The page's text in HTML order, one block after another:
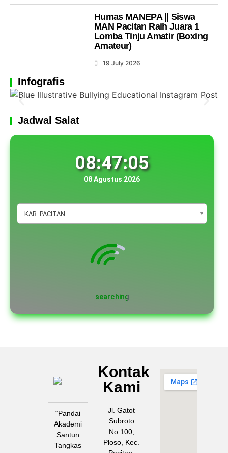
Humas MANEPA || Siswa
MAN Pacitan Raih Juara 1
Lomba Tinju Amatir (Boxing
Amateur)
19 July 2026
Infografis
Jadwal Salat
08:47:05
08 Agustus 2026
KAB. PACITAN
MAN
PACITAN
“Pandai
Akademi
Santun
Tangkas
Kontak
Kami
Jl. Gatot
Subroto
No.100,
Ploso, Kec.